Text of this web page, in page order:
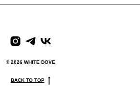
We create digital spaces We
© 2026 WHITE DOVE
BACK TO TOP